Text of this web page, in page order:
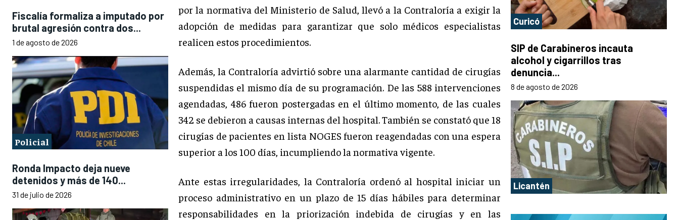
Fiscalía formaliza a imputado por
brutal agresión contra dos...
1 de agosto de 2026
Policial
Ronda Impacto deja nueve
detenidos y más de 140...
31 de julio de 2026
por la normativa del Ministerio de Salud, llevó a la Contraloría a exigir la
adopción de medidas para garantizar que solo médicos especialistas
realicen estos procedimientos.
Además, la Contraloría advirtió sobre una alarmante cantidad de cirugías
suspendidas el mismo día de su programación. De las 588 intervenciones
agendadas, 486 fueron postergadas en el último momento, de las cuales
342 se debieron a causas internas del hospital. También se constató que 18
cirugías de pacientes en lista NOGES fueron reagendadas con una espera
superior a los 100 días, incumpliendo la normativa vigente.
Ante estas irregularidades, la Contraloría ordenó al hospital iniciar un
proceso administrativo en un plazo de 15 días hábiles para determinar
responsabilidades en la priorización indebida de cirugías y en las
Curicó
SIP de Carabineros incauta
alcohol y cigarrillos tras
denuncia...
8 de agosto de 2026
Licantén